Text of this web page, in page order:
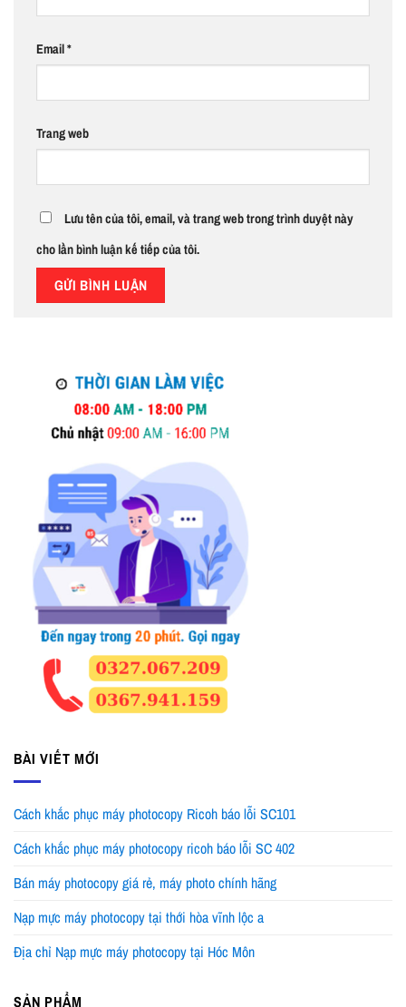
Email*
Trang web
Lưu tên của tôi, email, và trang web trong trình duyệt này
cho lần bình luận kế tiếp của tôi.
BÀI VIẾT MỚI
Cách khắc phục máy photocopy Ricoh báo lỗi SC101
Cách khắc phục máy photocopy ricoh báo lỗi SC 402
Bán máy photocopy giá rẻ, máy photo chính hãng
Nạp mực máy photocopy tại thới hòa vĩnh lộc a
Địa chỉ Nạp mực máy photocopy tại Hóc Môn
SẢN PHẨM